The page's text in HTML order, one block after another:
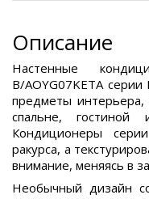
Описание
Настенные
B/AOYG07KETA
предметы
спальне,
Кондиционеры
ракурса, а
внимание, меняясь в
Необычный дизайн